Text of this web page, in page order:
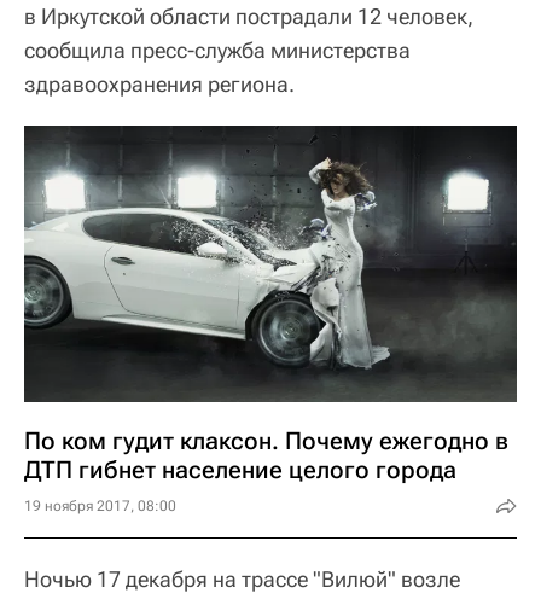
в Иркутской области пострадали 12 человек,
сообщила пресс-служба министерства
здравоохранения региона.
По ком гудит клаксон. Почему ежегодно в
ДТП гибнет население целого города
19 ноября 2017, 08:00
Ночью 17 декабря на трассе "Вилюй" возле